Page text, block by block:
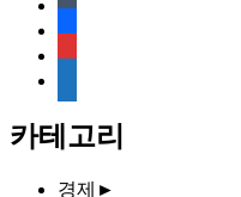
document
카테고리
경제 ►